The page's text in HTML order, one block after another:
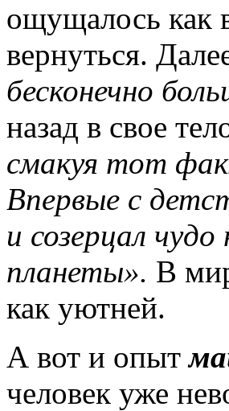
ощущалось как
вернуться.
бесконечно
назад в свое
смакуя тот
Впервые с
и созерцал
планеты». В
как уютней.
А вот и опыт
человек уже